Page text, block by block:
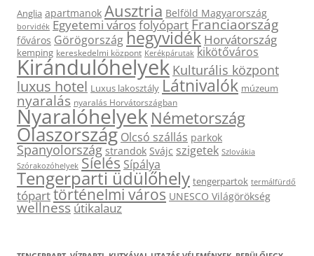
Anglia apartmanok Ausztria Belföld Magyarország
borvidék Egyetemi városfolyópartFranciaország
főváros Görögországhegyvidék Horvátország
kemping kereskedelmi központ Kerékpárutak kikötőváros
Kirándulóhelyek Kulturális központ
luxus hotel Luxus lakosztály Látnivalók múzeum
nyaralás nyaralás Horvátországban
Nyaralóhelyek Németország
Olaszország Olcsó szállás parkok
Spanyolország strandok Svájc szigetek Szlovákia
Szórakozóhelyek Síelés Sípálya
Tengerparti üdülőhely tengerpartok termálfürdő
tóparttörténelmi város UNESCO Világörökség
wellnessútikalauz